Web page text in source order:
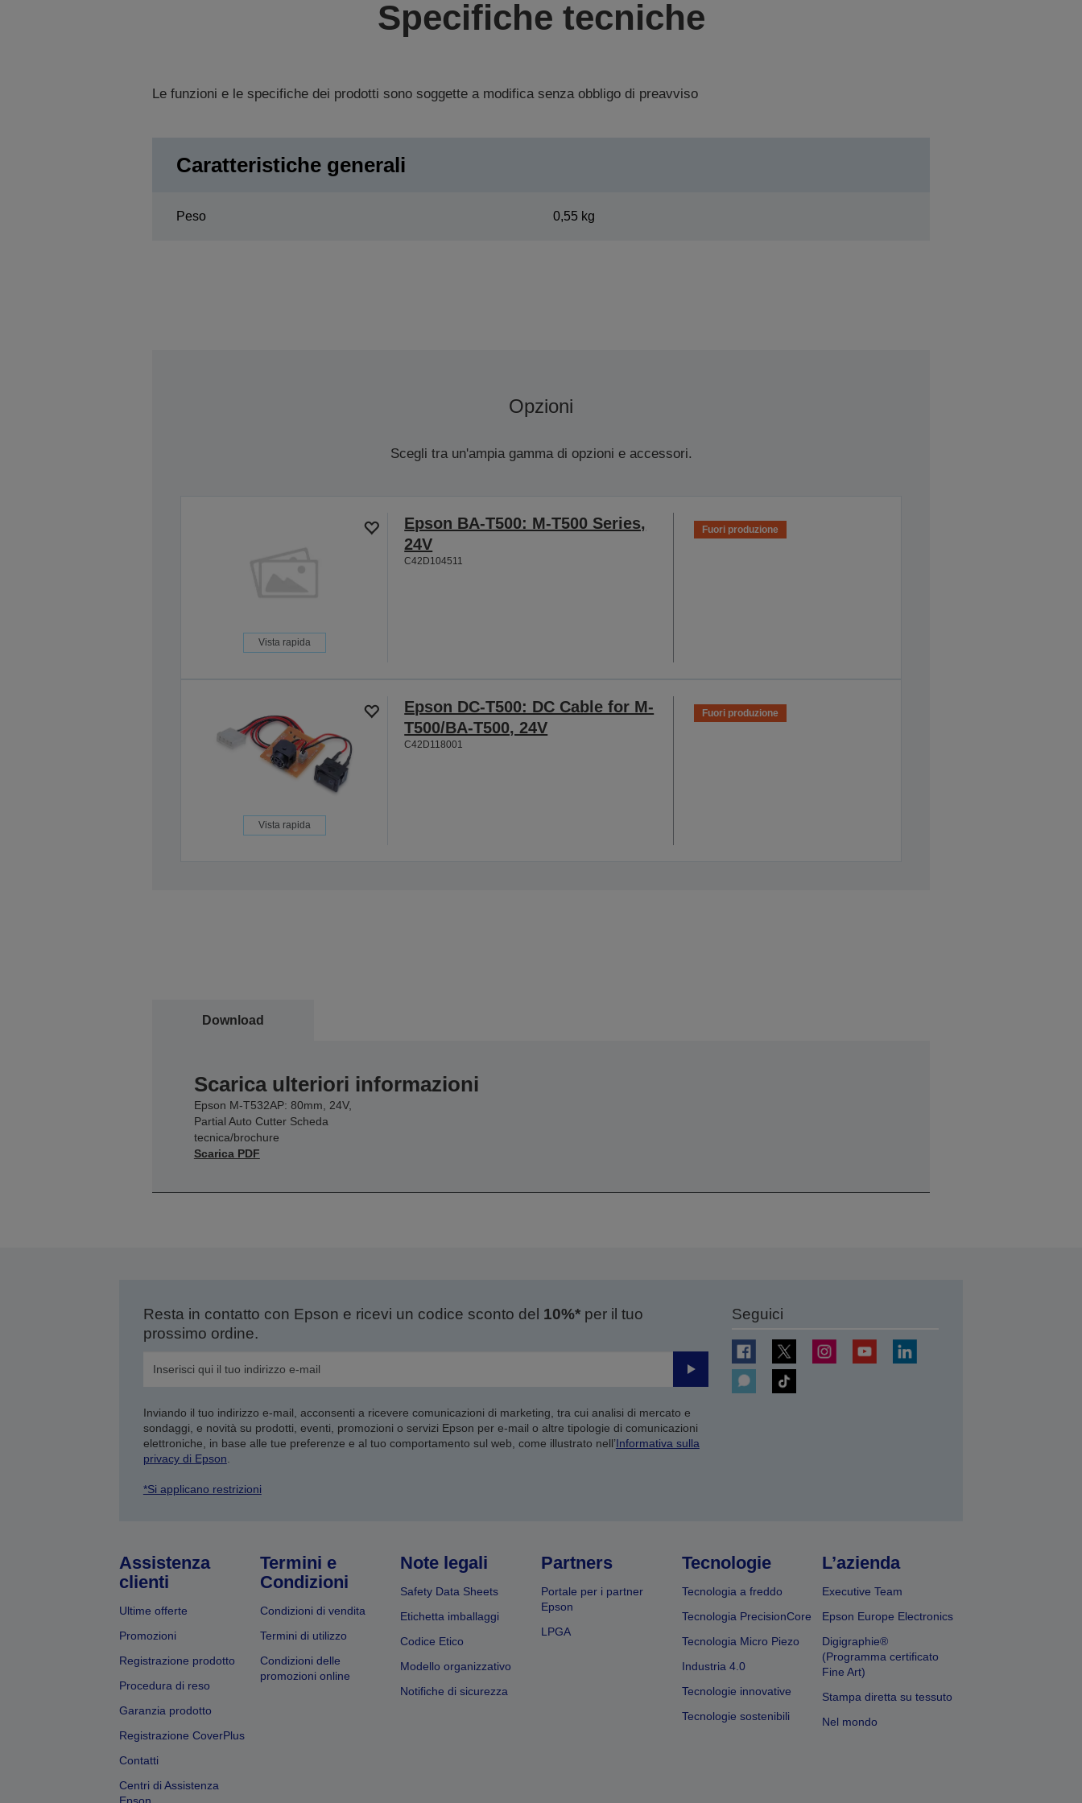
Specifiche tecniche
Le funzioni e le specifiche dei prodotti sono soggette a modifica senza obbligo di preavviso
Caratteristiche generali
Peso 0,55 kg
Opzioni
Scegli tra un'ampia gamma di opzioni e accessori.
Vista rapida
Epson BA-T500: M-T500 Series,
24V
C42D104511
Fuori produzione
Vista rapida
Epson DC-T500: DC Cable for M-
T500/BA-T500, 24V
C42D118001
Fuori produzione
Download
Scarica ulteriori informazioni
Epson M-T532AP: 80mm, 24V,
Partial Auto Cutter Scheda
tecnica/brochure
Scarica PDF
Resta in contatto con Epson e ricevi un codice sconto del 10%*per il tuo
prossimo ordine.
Invia
Inviando il tuo indirizzo e-mail, acconsenti a ricevere comunicazioni di marketing, tra cui analisi di mercato e
sondaggi, e novità su prodotti, eventi, promozioni o servizi Epson per e-mail o altre tipologie di comunicazioni
elettroniche, in base alle tue preferenze e al tuo comportamento sul web, come illustrato nell’Informativa sulla
privacy di Epson
*Si applicano restrizioni
Seguici
Assistenza
clienti
Ultime offerte
Promozioni
Registrazione prodotto
Procedura di reso
Garanzia prodotto
Registrazione CoverPlus
Contatti
Centri di Assistenza
Termini e
Condizioni
Condizioni di vendita
Termini di utilizzo
Condizioni delle
promozioni online
Note legali
Safety Data Sheets
Etichetta imballaggi
Codice Etico
Modello organizzativo
Notifiche di sicurezza
Partners
Portale per i partner
Epson
LPGA
Tecnologie
Tecnologia a freddo
Tecnologia PrecisionCore
Tecnologia Micro Piezo
Industria 4.0
Tecnologie innovative
Tecnologie sostenibili
L’azienda
Executive Team
Epson Europe Electronics
Digigraphie®
(Programma certificato
Fine Art)
Stampa diretta su tessuto
Nel mondo